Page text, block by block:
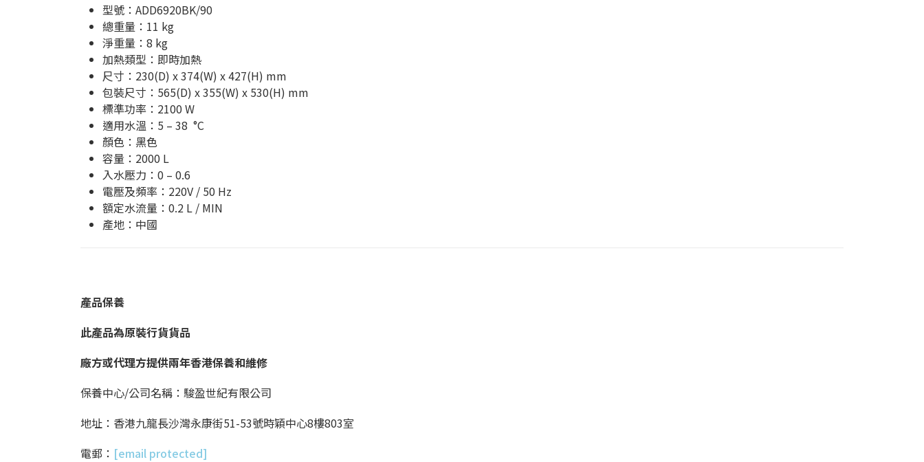
型號： ADD6920BK/90
總重量：11 kg
淨重量：8 kg
加熱類型：即時加熱
尺寸：230(D) x 374(W) x 427(H) mm
包裝尺寸：565(D) x 355(W) x 530(H) mm
標準功率：2100 W
適用水溫：5 – 38 °C
顏色：黑色
容量：2000 L
入水壓力：0 – 0.6
電壓及頻率：220V / 50 Hz
額定水流量：0.2 L / MIN
產地：中國
產品保養
此產品為原裝行貨貨品
廠方或代理方提供兩年香港保養和維修
保養中心/公司名稱：駿盈世紀有限公司
地址：香港九龍長沙灣永康街51-53號時穎中心8樓803室
電郵： [email protected]